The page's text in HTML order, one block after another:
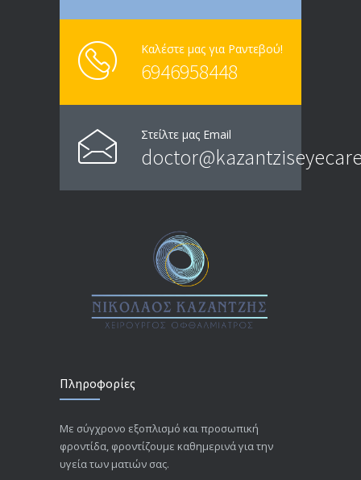
Καλέστε μας για Ραντεβού!
6946958448
Στείλτε μας Email
Πληροφορίες
Με σύγχρονο εξοπλισμό και προσωπική
φροντίδα, φροντίζουμε καθημερινά για την
υγεία των ματιών σας.